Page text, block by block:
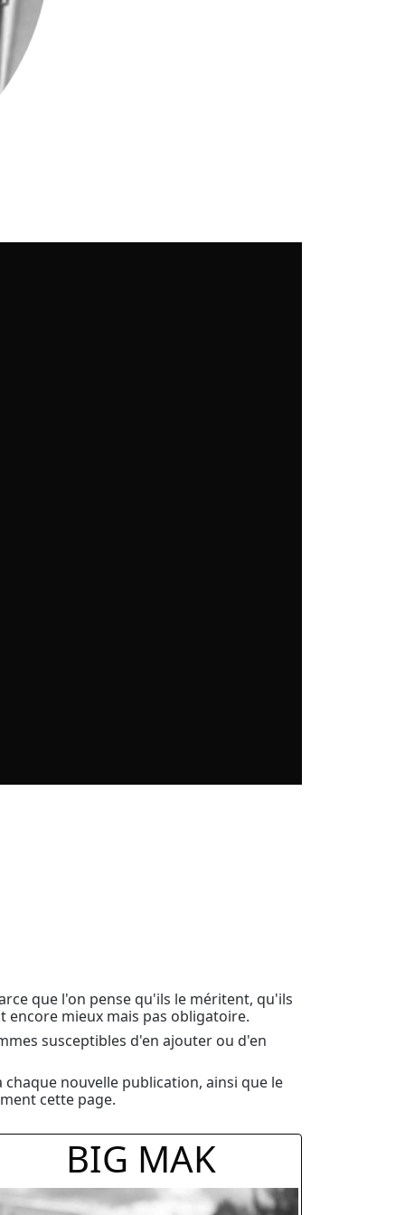
que l'on pense qu'ils le méritent, qu'ils
encore mieux mais pas obligatoire.
susceptibles d'en ajouter ou d'en
nouvelle publication, ainsi que le
cette page.
BIG MAK